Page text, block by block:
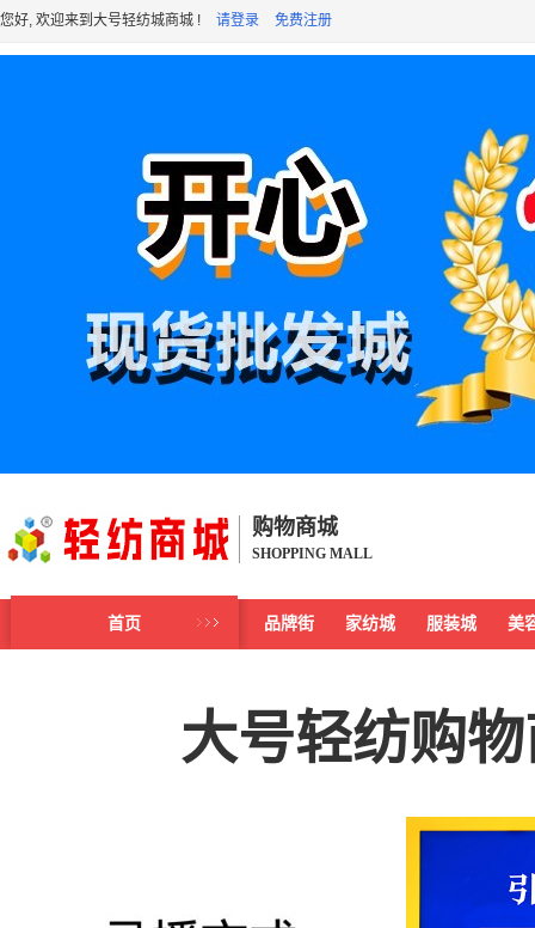
您好, 欢迎来到大号轻纺城商城 ! 请登录 免费注册
购物商城
SHOPPING MALL
首页 品牌街 家纺城 服装城 美
大号轻纺购